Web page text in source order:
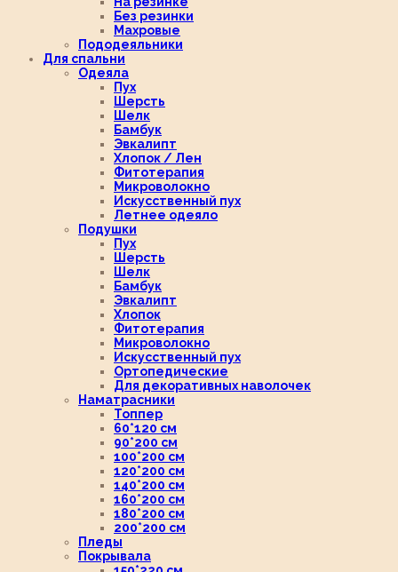
Без резинки
Махровые
Пододеяльники
Для спальни
Одеяла
Пух
Шерсть
Шелк
Бамбук
Эвкалипт
Хлопок / Лен
Фитотерапия
Микроволокно
Искусственный пух
Летнее одеяло
Подушки
Пух
Шерсть
Шелк
Бамбук
Эвкалипт
Хлопок
Фитотерапия
Микроволокно
Искусственный пух
Ортопедические
Для декоративных наволочек
Наматрасники
Топпер
60*120 см
90*200 см
100*200 см
120*200 см
140*200 см
160*200 см
180*200 см
200*200 см
Пледы
Покрывала